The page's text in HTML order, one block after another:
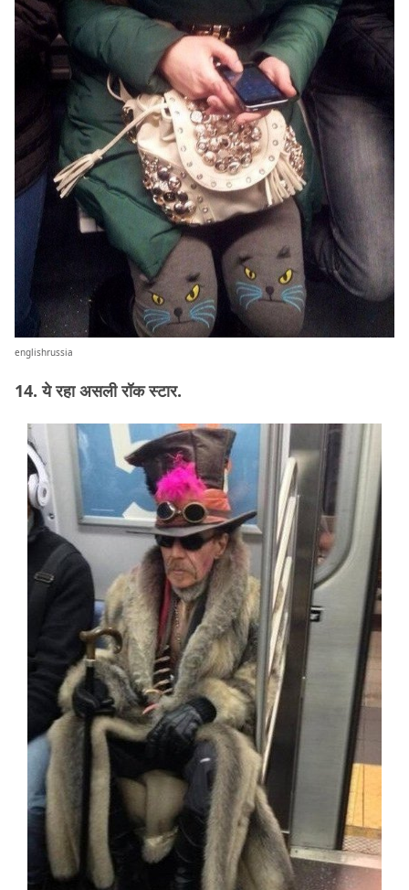
englishrussia
14. ये रहा असली रॉक स्टार.